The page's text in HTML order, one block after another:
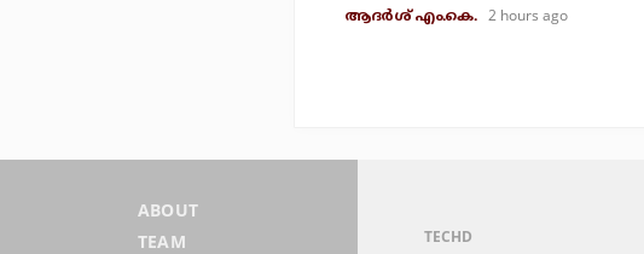
ആദർശ് എം.കെ. 2 hours ago
ABOUT
TEAM
TECHD